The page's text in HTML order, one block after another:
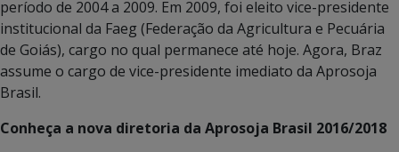
período de 2004 a 2009. Em 2009, foi eleito vice-presidente
institucional da Faeg (Federação da Agricultura e Pecuária
de Goiás), cargo no qual permanece até hoje. Agora, Braz
assume o cargo de vice-presidente imediato da Aprosoja
Brasil.
Conheça a nova diretoria da Aprosoja Brasil 2016/2018